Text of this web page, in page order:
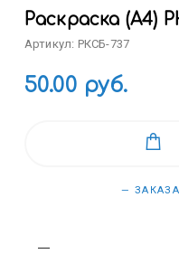
Раскраска (А4)
Артикул: РКСБ-737
50.00 руб.
—